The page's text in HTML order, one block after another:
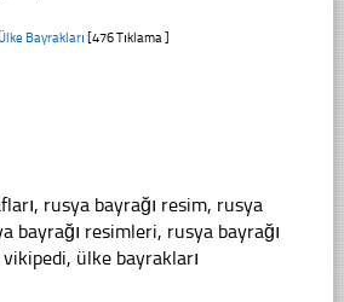
Bayrakları [476 Tıklama ]
rusya bayrağı resim, rusya
bayrağı resimleri, rusya bayrağı
ülke bayrakları